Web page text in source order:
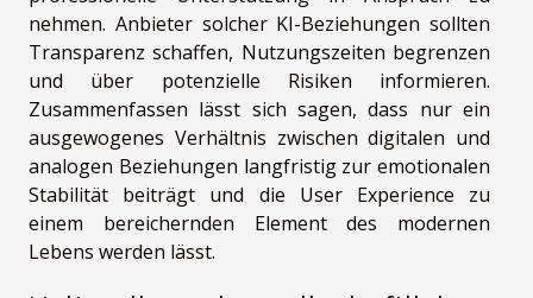
nehmen. Anbieter solcher KI-Beziehungen sollten
Transparenz schaffen, Nutzungszeiten begrenzen
und über potenzielle Risiken informieren.
Zusammenfassen lässt sich sagen, dass nur ein
ausgewogenes Verhältnis zwischen digitalen und
analogen Beziehungen langfristig zur emotionalen
Stabilität beiträgt und die User Experience zu
einem bereichernden Element des modernen
Lebens werden lässt.